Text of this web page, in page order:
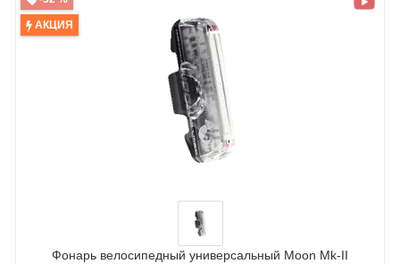
АКЦИЯ
Фонарь велосипедный универсальный Moon Mk-II